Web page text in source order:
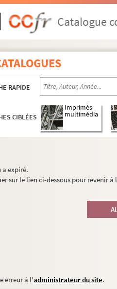
Catalogue
RAPIDE
CIBLÉES
Imprimés
multimédia
a expiré.
sur le lien ci-dessous pour revenir
erreur à l'administrateur du site.